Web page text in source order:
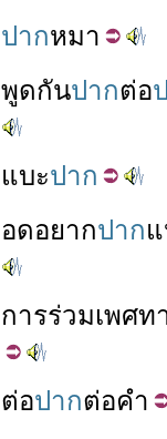
ปากหมา
พูดกันปากต่อ
แบะปาก
อดอยากปาก
การร่วมเพศท
ต่อปากต่อคำ